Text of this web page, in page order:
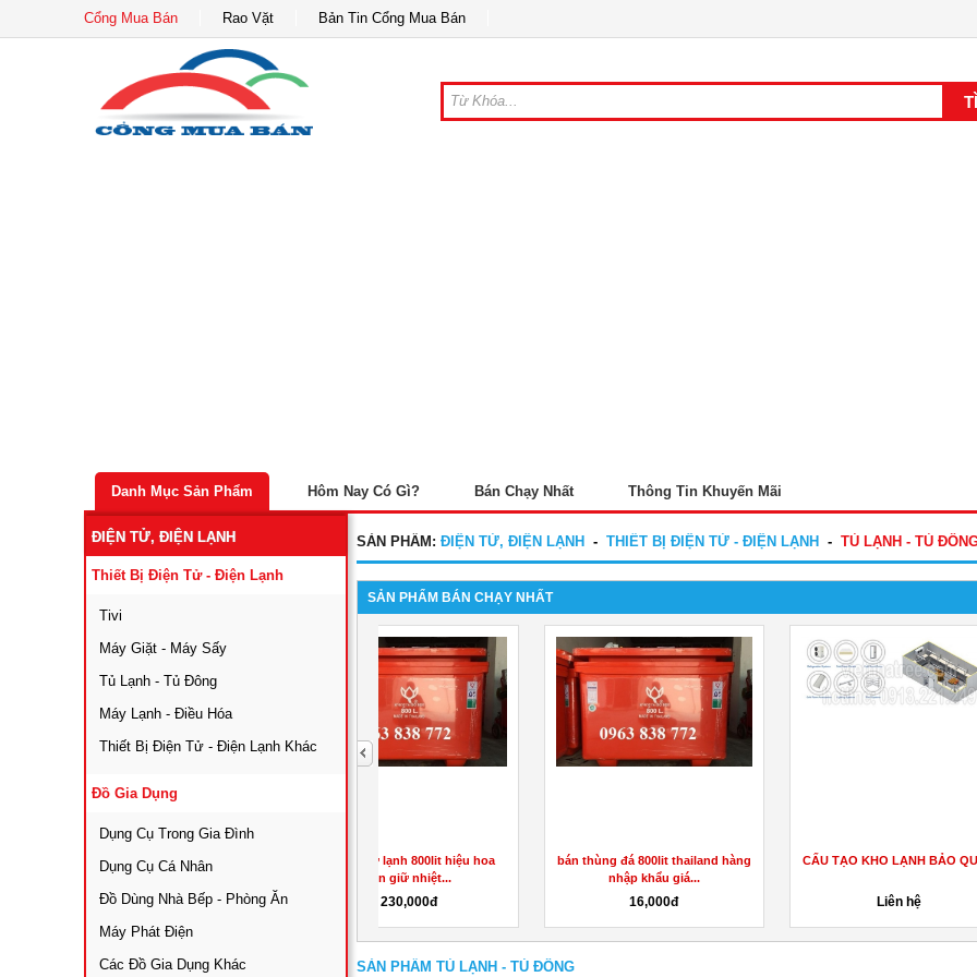
Cổng Mua Bán Rao Vặt Bản Tin Cổng Mua Bán
Danh Mục Sản Phẩm Hôm Nay Có Gì? Bán Chạy Nhất Thông Tin Khuyến Mãi
ĐIỆN TỬ, ĐIỆN LẠNH
Thiết Bị Điện Tử - Điện Lạnh
Tivi
Máy Giặt - Máy Sấy
Tủ Lạnh - Tủ Đông
Máy Lạnh - Điều Hóa
Thiết Bị Điện Tử - Điện Lạnh Khác
Đồ Gia Dụng
Dụng Cụ Trong Gia Đình
Dụng Cụ Cá Nhân
Đồ Dùng Nhà Bếp - Phòng Ăn
Máy Phát Điện
Các Đồ Gia Dụng Khác
SẢN PHẨM: ĐIỆN TỬ, ĐIỆN LẠNH- THIẾT BỊ ĐIỆN TỬ - ĐIỆN LẠNH- TỦ LẠNH - TỦ
SẢN PHẨM BÁN CHẠY NHẤT
thailand hàng
CẤU TẠO KHO LẠNH BẢO QUẢN
Liên hệ
Kho lạnh là gì?
3 PHƯƠNG PHÁP XÃ ĐÁ KHO
DÀN
next
SẢN PHẨM TỦ LẠNH - TỦ ĐÔNG